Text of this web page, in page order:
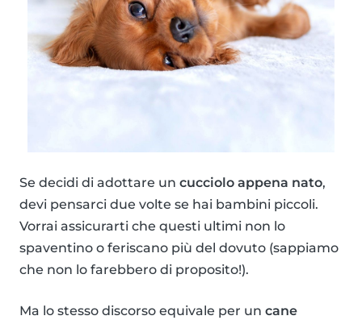
Se decidi di adottare un cucciolo appena nato,
devi pensarci due volte se hai bambini piccoli.
Vorrai assicurarti che questi ultimi non lo
spaventino o feriscano più del dovuto (sappiamo
che non lo farebbero di proposito!).
Ma lo stesso discorso equivale per un cane